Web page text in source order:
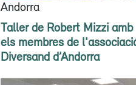
Andorra
Taller de Robert Mizzi amb
els membres de
Diversand d’Andorra